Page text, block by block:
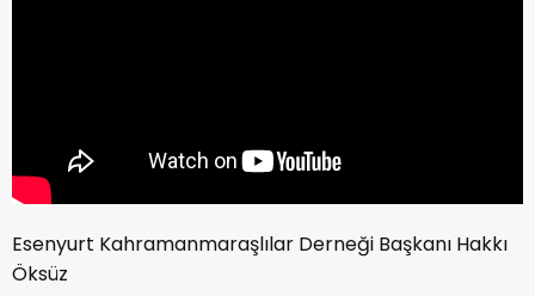
Esenyurt Kahramanmaraşlılar Derneği Başkanı Hakkı
Öksüz